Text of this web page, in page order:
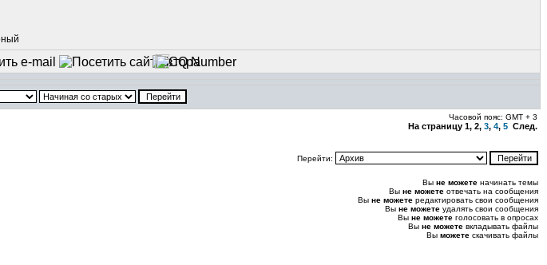
Часовой пояс: GMT + 3
На страницу 1, 2, 3, 4, 5 След.
Перейти:
Вы не можете начинать темы
Вы не можете отвечать на сообщения
Вы не можете редактировать свои сообщения
Вы не можете удалять свои сообщения
Вы не можете голосовать в опросах
Вы не можете вкладывать файлы
Вы можете скачивать файлы